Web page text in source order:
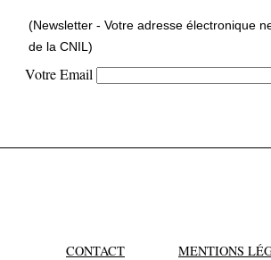
(Newsletter - Votre adresse électronique
de la CNIL)
Votre Email
CONTACT MENTIONS